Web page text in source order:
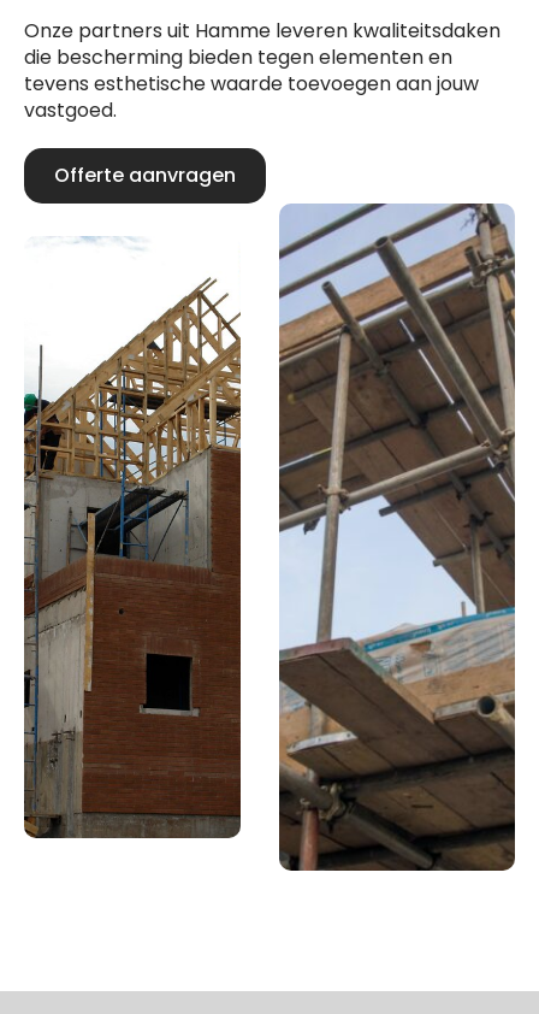
Onze partners uit Hamme leveren kwaliteitsdaken
die bescherming bieden tegen elementen en
tevens esthetische waarde toevoegen aan jouw
vastgoed.
Offerte aanvragen